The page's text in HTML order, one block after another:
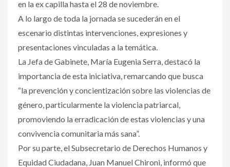
en la ex capilla hasta el 28 de noviembre.
A lo largo de toda la jornada se sucederán en el
escenario distintas intervenciones, expresiones y
presentaciones vinculadas a la temática.
La Jefa de Gabinete, María Eugenia Serra, destacó la
importancia de esta iniciativa, remarcando que busca
“la prevención y concientización sobre las violencias de
género, particularmente la violencia patriarcal,
promoviendo la erradicación de estas violencias y una
convivencia comunitaria más sana”.
Por su parte, el Subsecretario de Derechos Humanos y
Equidad Ciudadana, Juan Manuel Chironi, informó que